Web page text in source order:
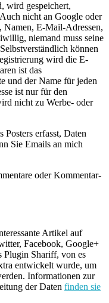
wird gespeichert,
nicht an Google oder
Namen, E-Mail-Adressen,
niemand muss seine
können
wird die E-
ist das
und der Name für jeden
ist nur für den
nicht zu Werbe- oder
Posters erfasst, Daten
Sie Emails an mich
oder Kommentar-
Artikel auf
Facebook, Google+
Plugin Shariff, von es
entwickelt wurde, um
Informationen zur
der Daten finden sie